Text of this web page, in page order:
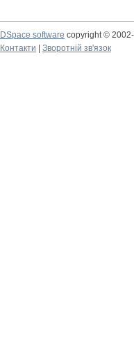
DSpace software copyright ©
Контакти
Зворотній зв'язок